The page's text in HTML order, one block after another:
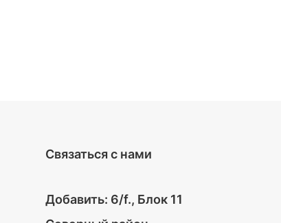
Связаться с нами
Добавить: 6/f., Блок 11